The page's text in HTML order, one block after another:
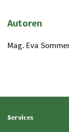
Autoren
Mag. Eva
ServicesInhalt